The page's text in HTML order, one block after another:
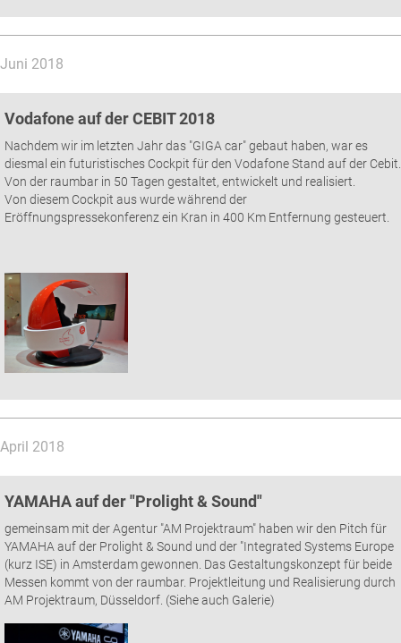
Juni 2018
Vodafone auf der CEBIT 2018
Nachdem wir im letzten Jahr das "GIGA car" gebaut haben, war es
diesmal ein futuristisches Cockpit für den Vodafone Stand auf der Cebit.
Von der raumbar in 50 Tagen gestaltet, entwickelt und realisiert.
Von diesem Cockpit aus wurde während der
Eröffnungspressekonferenz ein Kran in 400 Km Entfernung gesteuert.
April 2018
YAMAHA auf der "Prolight & Sound"
gemeinsam mit der Agentur "AM Projektraum" haben wir den Pitch für
YAMAHA auf der Prolight & Sound und der "Integrated Systems Europe
(kurz ISE) in Amsterdam gewonnen. Das Gestaltungskonzept für beide
Messen kommt von der raumbar. Projektleitung und Realisierung durch
AM Projektraum, Düsseldorf. (Siehe auch Galerie)